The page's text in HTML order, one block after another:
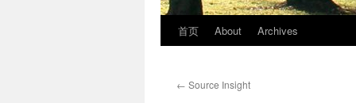
首页 About Archives
← Source Insight